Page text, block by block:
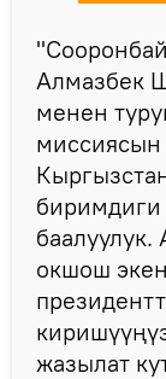
Алмазбек
менен
миссиясын
биримдиги
окшош
жазылат